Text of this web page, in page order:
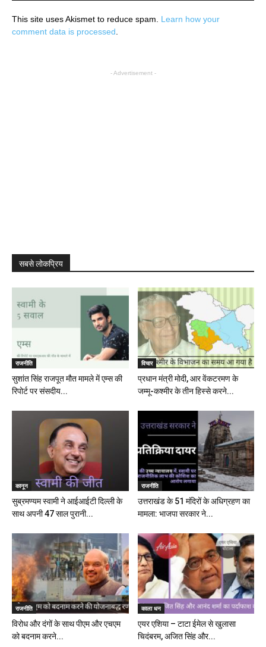
This site uses Akismet to reduce spam. Learn how your
comment data is processed.
- Advertisement -
सबसे लोकप्रिय
राजनीति
सुशांत सिंह राजपूत मौत मामले में एम्स की
रिपोर्ट पर संसदीय...
विचार
प्रधान मंत्री मोदी, आर वेंकटरमण के
जम्मू-कश्मीर के तीन हिस्से करने...
कानून
सुब्रमण्यम स्वामी ने आईआईटी दिल्ली के
साथ अपनी 47 साल पुरानी...
राजनीति
उत्तराखंड के 51 मंदिरों के अधिग्रहण का
मामला: भाजपा सरकार ने...
राजनीति
विरोध और दंगों के साथ पीएम और एचएम
को बदनाम करने...
काला धन
एयर एशिया – टाटा ईमेल से खुलासा
चिदंबरम, अजित सिंह और...